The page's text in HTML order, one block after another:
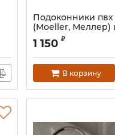
Подоконники пвх
(Moeller, Меллер)
глянцевый
1 150 ₽
В корзину